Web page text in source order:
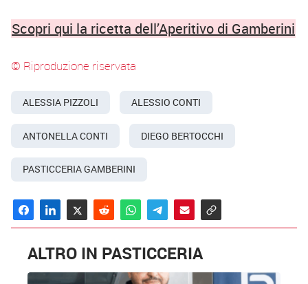
Scopri qui la ricetta dell’Aperitivo di Gamberini
© Riproduzione riservata
ALESSIA PIZZOLI ALESSIO CONTI
ANTONELLA CONTI DIEGO BERTOCCHI
PASTICCERIA GAMBERINI
ALTRO IN PASTICCERIA